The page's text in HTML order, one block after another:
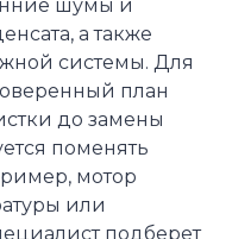
шумы и
а также
системы. Для
план
до замены
поменять
мотор
или
подберет